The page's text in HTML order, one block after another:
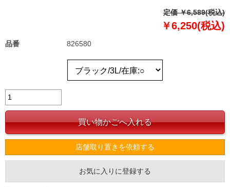
定価 ￥6,589(税込)
￥6,250(税込)
品番 826580
店舗取り置きを依頼する
お気に入りに登録する